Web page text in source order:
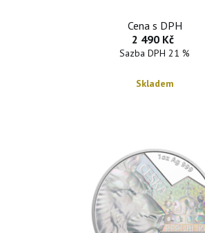
Cena s DPH
2 490 Kč
Sazba DPH 21 %
Skladem